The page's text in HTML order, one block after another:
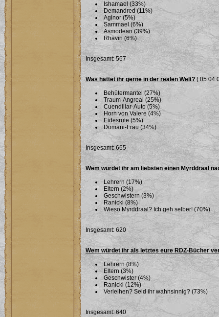
Ishamael (33%)
Demandred (11%)
Aginor (5%)
Sammael (6%)
Asmodean (39%)
Rhavin (6%)
Insgesamt: 567
Was hättet ihr gerne in der realen Welt? (
Behütermantel (27%)
Traum-Angreal (25%)
Cuendillar-Auto (5%)
Horn von Valere (4%)
Eidesrute (5%)
Domani-Frau (34%)
Insgesamt: 665
Wem würdet ihr am liebsten einen Myrddraal
Lehrern (17%)
Eltern (2%)
Geschwistern (3%)
Ranicki (8%)
Wieso Myrddraal? Ich geh selber! (70%)
Insgesamt: 620
Wem würdet ihr als letztes eure RDZ-Bücher
Lehrern (8%)
Eltern (3%)
Geschwister (4%)
Ranicki (12%)
Verleihen? Seid ihr wahnsinnig? (73%)
Insgesamt: 640